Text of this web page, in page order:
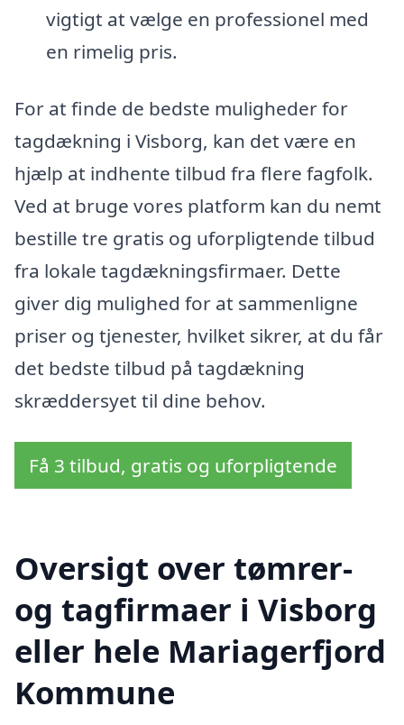
vigtigt at vælge en professionel med
en rimelig pris.
For at finde de bedste muligheder for
tagdækning i Visborg, kan det være en
hjælp at indhente tilbud fra flere fagfolk.
Ved at bruge vores platform kan du nemt
bestille tre gratis og uforpligtende tilbud
fra lokale tagdækningsfirmaer. Dette
giver dig mulighed for at sammenligne
priser og tjenester, hvilket sikrer, at du får
det bedste tilbud på tagdækning
skræddersyet til dine behov.
Få 3 tilbud, gratis og uforpligtende
Oversigt over tømrer-
og tagfirmaer i Visborg
eller hele Mariagerfjord
Kommune